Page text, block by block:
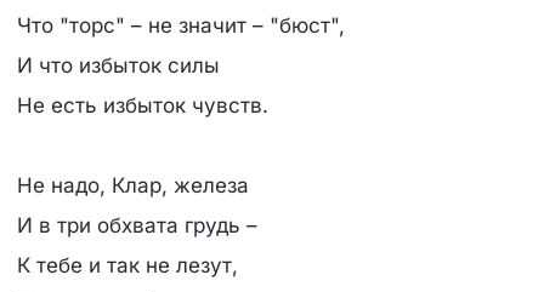
Что "торс" – не значит – "бюст",
И что избыток силы
Не есть избыток чувств.
Не надо, Клар, железа
И в три обхвата грудь –
К тебе и так не лезут,